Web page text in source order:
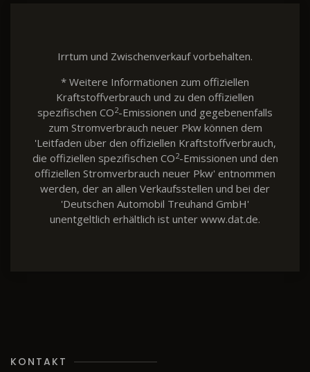
Irrtum und Zwischenverkauf vorbehalten.
* Weitere Informationen zum offiziellen
Kraftstoffverbrauch und zu den offiziellen
spezifischen CO2-Emissionen und gegebenenfalls
zum Stromverbrauch neuer Pkw können dem
'Leitfaden über den offiziellen Kraftstoffverbrauch,
die offiziellen spezifischen CO2-Emissionen und den
offiziellen Stromverbrauch neuer Pkw' entnommen
werden, der an allen Verkaufsstellen und bei der
'Deutschen Automobil Treuhand GmbH'
unentgeltlich erhältlich ist unter www.dat.de.
KONTAKT